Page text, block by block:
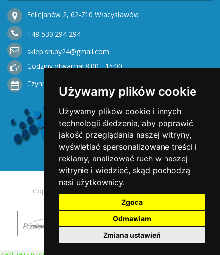
Używamy plików cookie
Używamy plików cookie i innych
technologii śledzenia, aby poprawić
jakość przeglądania naszej witryny,
wyświetlać spersonalizowane treści i
reklamy, analizować ruch w naszej
witrynie i wiedzieć, skąd pochodzą
nasi użytkownicy.
Zgoda
Odmawiam
Zmiana ustawień
Felicjanów 2, 62-710 Władysławów
+48 530 294 294
sklep.sruby24@gmail.com
Godziny otwarcia: 8:00 - 16:00
Czynne od Poniedziałku do Piątku
Copyright © 2025 Opengreen. All rights reserved.